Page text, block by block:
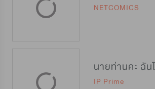
NETCOMICS
IP Prime